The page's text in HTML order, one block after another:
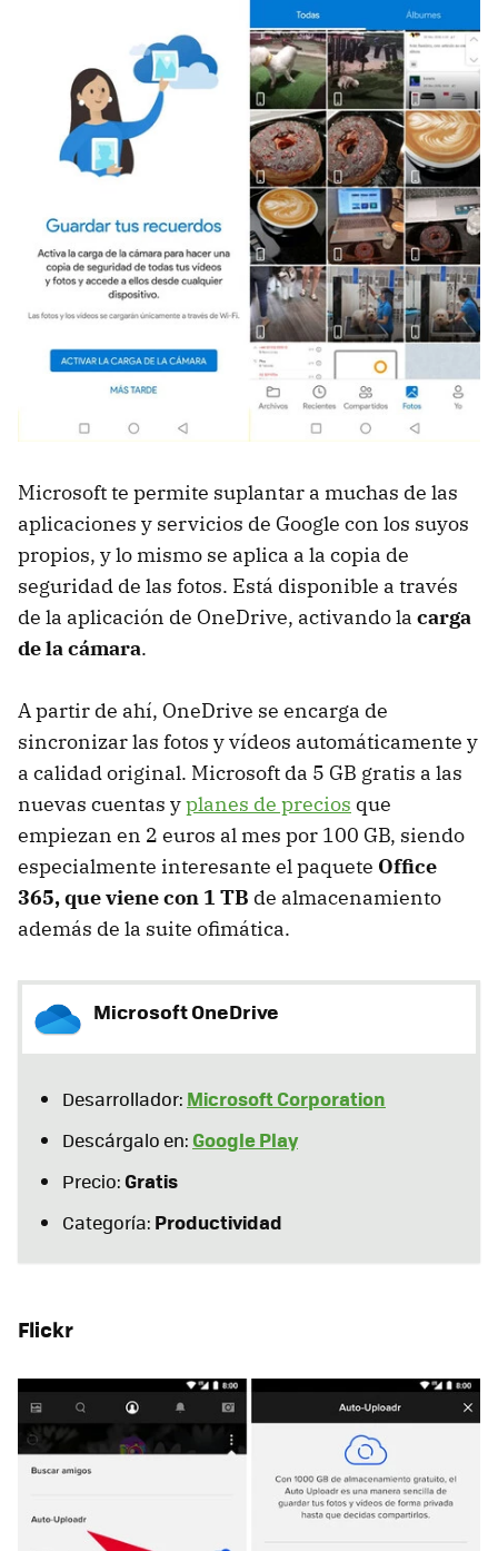
Microsoft te permite suplantar a muchas de las
aplicaciones y servicios de Google con los suyos
propios, y lo mismo se aplica a la copia de
seguridad de las fotos. Está disponible a través
de la aplicación de OneDrive, activando la carga
de la cámara.
A partir de ahí, OneDrive se encarga de
sincronizar las fotos y vídeos automáticamente y
a calidad original. Microsoft da 5 GB gratis a las
nuevas cuentas yplanes de precios que
empiezan en 2 euros al mes por 100 GB, siendo
especialmente interesante el paquete Office
365, que viene con 1 TB de almacenamiento
además de la suite ofimática.
Microsoft OneDrive
Desarrollador: Microsoft Corporation
Descárgalo en: Google Play
Precio:Gratis
Categoría: Productividad
Flickr